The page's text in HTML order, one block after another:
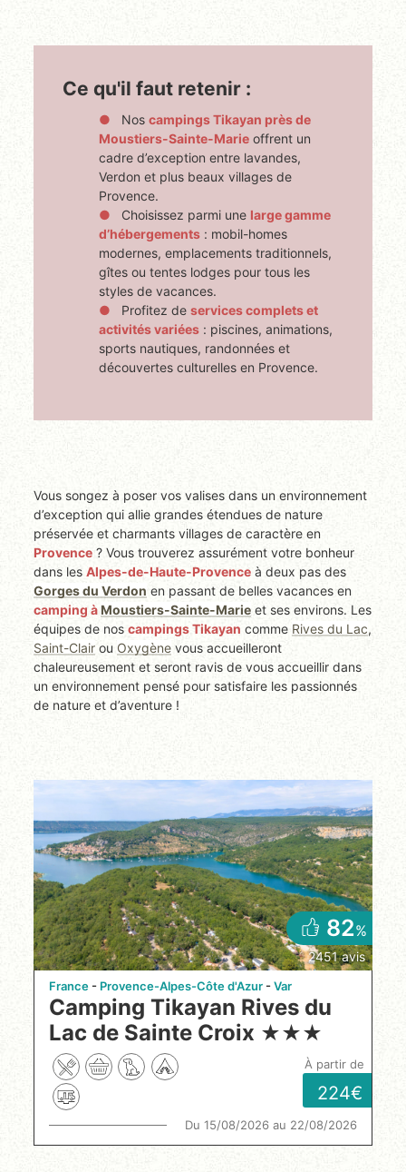
Ce qu'il faut retenir :
Noscampings Tikayan près de
Moustiers-Sainte-Marie offrent un
cadre d’exception entre lavandes,
Verdon et plus beaux villages de
Provence.
Choisissez parmi une large gamme
d’hébergements : mobil-homes
modernes, emplacements traditionnels,
gîtes ou tentes lodges pour tous les
styles de vacances.
Profitez deservices complets et
activités variées : piscines, animations,
sports nautiques, randonnées et
découvertes culturelles en Provence.
Vous songez à poser vos valises dans un environnement
d’exception qui allie grandes étendues de nature
préservée et charmants villages de caractère en
Provence ? Vous trouverez assurément votre bonheur
dans lesAlpes-de-Haute-Provence à deux pas des
Gorges du Verdon en passant de belles vacances en
camping à Moustiers-Sainte-Marie et ses environs. Les
équipes de noscampings Tikayan comme Rives du Lac,
Saint-Clair ou Oxygène vous accueilleront
chaleureusement et seront ravis de vous accueillir dans
un environnement pensé pour satisfaire les passionnés
de nature et d’aventure !
82%
2451 avis
France Provence-Alpes-Côte d'Azur Var
Camping Tikayan Rives du
Lac de Sainte Croix ★★★
à partir de
224
Du 15/08/2026 au 22/08/2026